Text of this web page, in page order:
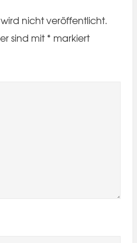
nicht veröffentlicht.
sind mit* markiert